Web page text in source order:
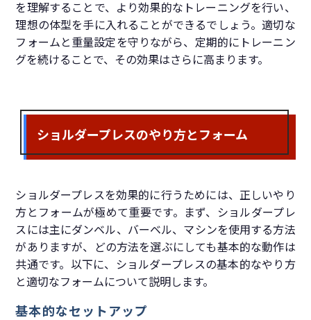
を理解することで、より効果的なトレーニングを行い、
理想の体型を手に入れることができるでしょう。適切な
フォームと重量設定を守りながら、定期的にトレーニン
グを続けることで、その効果はさらに高まります。
ショルダープレスのやり方とフォーム
ショルダープレスを効果的に行うためには、正しいやり
方とフォームが極めて重要です。まず、ショルダープレ
スには主にダンベル、バーベル、マシンを使用する方法
がありますが、どの方法を選ぶにしても基本的な動作は
共通です。以下に、ショルダープレスの基本的なやり方
と適切なフォームについて説明します。
基本的なセットアップ